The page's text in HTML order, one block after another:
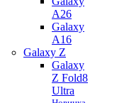
A26
Galaxy
A16
Galaxy Z
Galaxy
Z Fold8
Ultra